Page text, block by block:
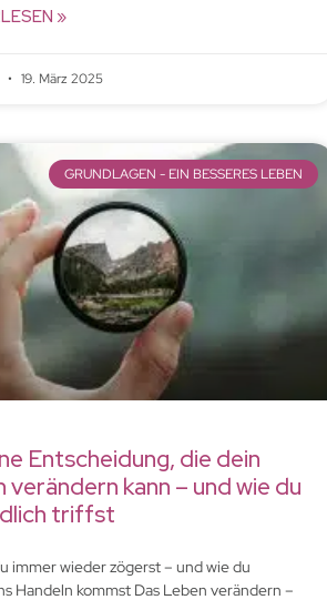
»
19. März 2025
GRUNDLAGEN - EIN BESSERES LEBEN
Entscheidung, die dein
verändern kann – und wie du
triffst
immer wieder zögerst – und wie du
Handeln kommst Das Leben verändern –